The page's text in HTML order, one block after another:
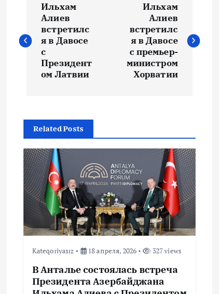
в
а
ц
и
я
п
о
Ильхам
Алиев
встретилс
я в Давосе
с
Президент
ом Латвии
Ильхам
Алиев
встретилс
я в Давосе
с премьер-
министром
Хорватии
Related Posts
Kateqoriyasız 18 апреля, 2026 327 views
В Анталье состоялась встреча
Президента Азербайджана